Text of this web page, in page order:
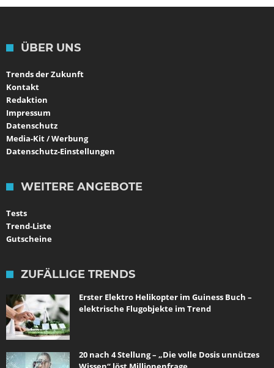
ÜBER UNS
Trends der Zukunft
Kontakt
Redaktion
Impressum
Datenschutz
Media-Kit / Werbung
Datenschutz-Einstellungen
WEITERE ANGEBOTE
Tests
Trend-Liste
Gutscheine
ZUFÄLLIGE TRENDS
Erster Elektro Helikopter im Guiness Buch –
elektrische Flugobjekte im Trend
20 nach 4 Stellung – „Die volle Dosis unnützes